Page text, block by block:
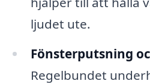
ljudet ute.
Fönsterputsning
Regelbundet